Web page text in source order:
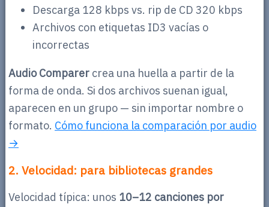
Descarga 128 kbps vs. rip de CD 320 kbps
Archivos con etiquetas ID3 vacías o
incorrectas
Audio Comparer crea una huella a partir de la
forma de onda. Si dos archivos suenan igual,
aparecen en un grupo — sin importar nombre o
formato. Cómo funciona la comparación por audio
→
2. Velocidad: para bibliotecas grandes
Velocidad típica: unos 10–12 canciones por